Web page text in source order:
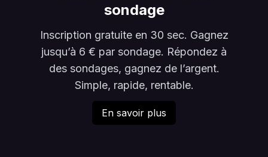
sondage
Inscription gratuite en 30 sec. Gagnez
jusqu’à 6 € par sondage. Répondez à
des sondages, gagnez de l’argent.
Simple, rapide, rentable.
En savoir plus